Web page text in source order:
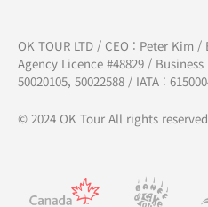
OK TOUR LTD / CEO : Peter Kim /
Agency Licence #48829 /
50020105, 50022588 / IATA :
© 2024 OK Tour All rights